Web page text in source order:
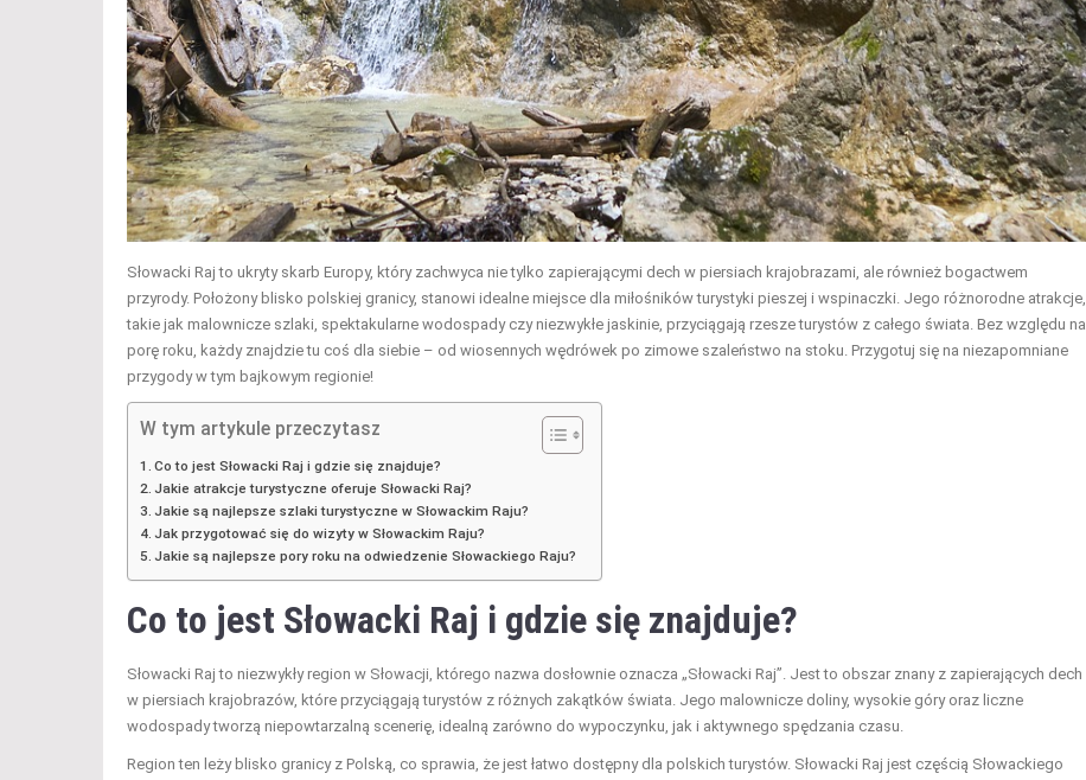
Słowacki Raj to ukryty skarb Europy, który zachwyca nie tylko zapierającymi dech w piersiach krajobrazami, ale również bogactwem
przyrody. Położony blisko polskiej granicy, stanowi idealne miejsce dla miłośników turystyki pieszej i wspinaczki. Jego różnorodne atrakcje,
takie jak malownicze szlaki, spektakularne wodospady czy niezwykłe jaskinie, przyciągają rzesze turystów z całego świata. Bez względu na
porę roku, każdy znajdzie tu coś dla siebie – od wiosennych wędrówek po zimowe szaleństwo na stoku. Przygotuj się na niezapomniane
przygody w tym bajkowym regionie!
W tym artykule przeczytasz
Co to jest Słowacki Raj i gdzie się znajduje?
Jakie atrakcje turystyczne oferuje Słowacki Raj?
Jakie są najlepsze szlaki turystyczne w Słowackim Raju?
Jak przygotować się do wizyty w Słowackim Raju?
Jakie są najlepsze pory roku na odwiedzenie Słowackiego Raju?
Co to jest Słowacki Raj i gdzie się znajduje?
Słowacki Raj to niezwykły region w Słowacji, którego nazwa dosłownie oznacza „Słowacki Raj”. Jest to obszar znany z zapierających dech
w piersiach krajobrazów, które przyciągają turystów z różnych zakątków świata. Jego malownicze doliny, wysokie góry oraz liczne
wodospady tworzą niepowtarzalną scenerię, idealną zarówno do wypoczynku, jak i aktywnego spędzania czasu.
Region ten leży blisko granicy z Polską, co sprawia, że jest łatwo dostępny dla polskich turystów. Słowacki Raj jest częścią Słowackiego